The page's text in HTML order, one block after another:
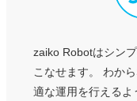
zaiko Robotはシン
こなせます。
わか
適な運用を行えるよ